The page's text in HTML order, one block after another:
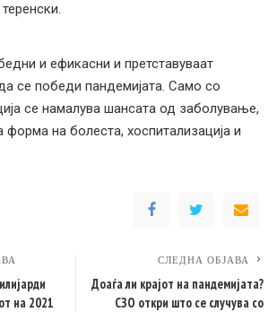
и ефикасни и претставуваат
се победи пандемијата. Само со
се намалува шансата од заболување,
форма на болеста, хоспитализација и
на 2021
СЛЕДНА ОБЈАВА
Доаѓа ли крајот на пандемијата?
СЗО откри што се случува со